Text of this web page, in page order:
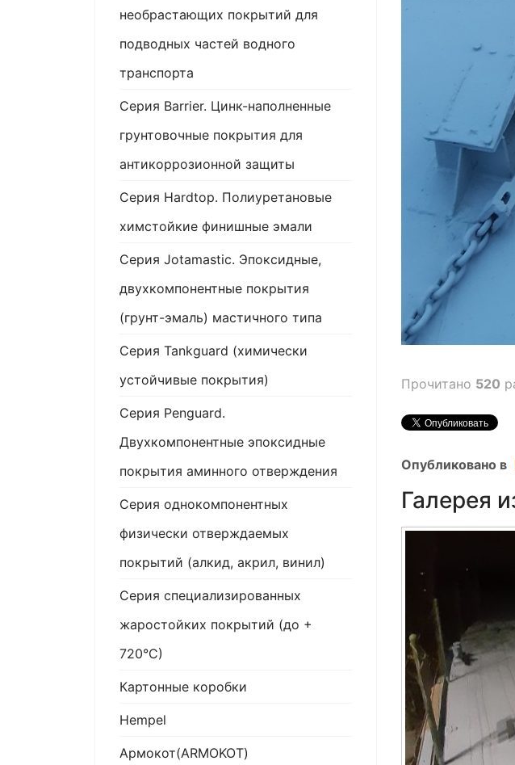
необрастающих покрытий для
подводных частей водного
транспорта
Серия Barrier. Цинк-наполненные
грунтовочные покрытия для
антикоррозионной защиты
Серия Hardtop. Полиуретановые
химстойкие финишные эмали
Серия Jotamastic. Эпоксидные,
двухкомпонентные покрытия
(грунт-эмаль) мастичного типа
Серия Tankguard (химически
устойчивые покрытия)
Серия Penguard.
Двухкомпонентные эпоксидные
покрытия аминного отверждения
Серия однокомпонентных
физически отверждаемых
покрытий (алкид, акрил, винил)
Серия специализированных
жаростойких покрытий (до +
720°С)
Картонные коробки
Hempel
Армокот(ARMOKOT)
Прочитано 520
Опубликовано в
Галерея